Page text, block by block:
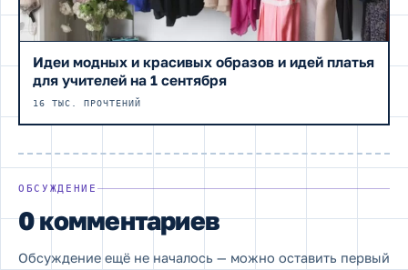
Идеи модных и красивых образов и идей платья
для учителей на 1 сентября
16 ТЫС. ПРОЧТЕНИЙ
ОБСУЖДЕНИЕ
0 комментариев
Обсуждение ещё не началось — можно оставить первый